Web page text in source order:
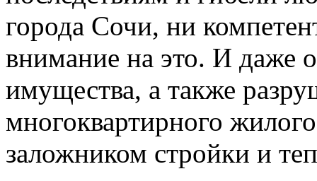
города Сочи, ни
внимание на это. И даже
имущества, а также
многоквартирного
заложником стройки и